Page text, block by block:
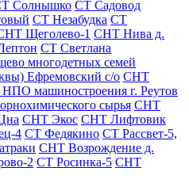
Солнышко СТ Садовод
СТ Незабудка СТ
Щеголево-1 СНТ Нива д.
СТ Светлана
многодетных семей
Ефремовский с/о СНТ
машиностроения г. Реутов
сырья СНТ
СНТ Экос СНТ Лифтовик
4 СТ Федякино СТ Рассвет-5,
СНТ Возрождение д.
2 СТ Росинка-5 СНТ